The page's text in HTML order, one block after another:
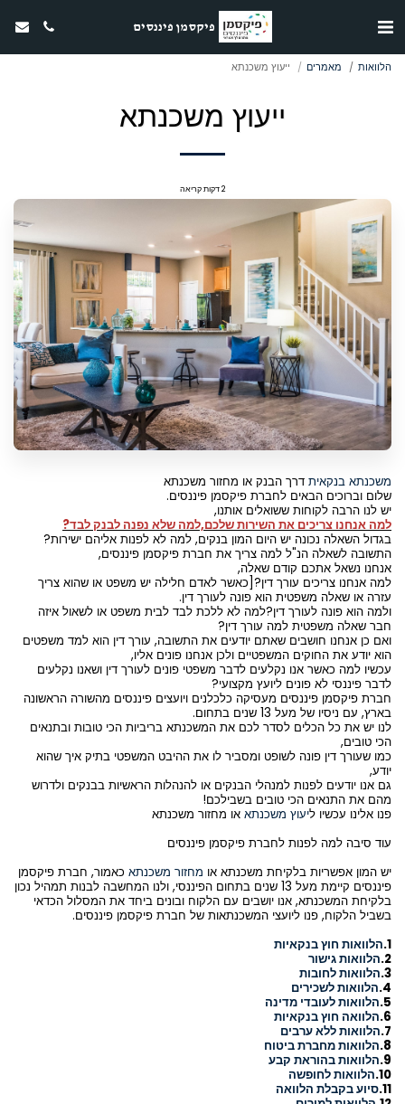
פיקסמן פיננסים
הלוואות מאמרים ייעוץ משכנתא
ייעוץ משכנתא
2 דקות קריאה
משכנתא בנקאית דרך הבנק או מחזור משכנתא
שלום וברוכים הבאים לחברת פיקסמן פיננסים.
יש לנו הרבה לקוחות ששואלים אותנו,
למה אנחנו צריכים את השירות שלכם,למה שלא נפנה לבנק לבד?
בגדול השאלה נכונה יש היום המון בנקים, למה לא לפנות אליהם ישירות?
התשובה לשאלה הנ"ל למה צריך את חברת פיקסמן פיננסים,
אנחנו נשאל אתכם קודם שאלה,
למה אנחנו צריכים עורך דין?[כאשר לאדם חלילה יש משפט או שהוא צריך
עזרה או שאלה משפטית הוא פונה לעורך דין.
ולמה הוא פונה לעורך דין?למה לא ללכת לבד לבית משפט או לשאול איזה
חבר שאלה משפטית למה עורך דין?
ואם כן אנחנו חושבים שאתם יודעים את התשובה, עורך דין הוא למד משפטים
הוא יודע את החוקים המשפטיים ולכן אנחנו פונים אליו,
עכשיו למה כאשר אנו נקלעים לדבר משפטי פונים לעורך דין ושאנו נקלעים
לדבר פיננסי לא פונים ליועץ מקצועי?
חברת פיקסמן פיננסים מעסיקה כלכלנים ויועצים פיננסים מהשורה הראשונה
בארץ, עם ניסיו של מעל 13 שנים בתחום.
לנו יש את כל הכלים לסדר לכם את המשכנתא בריביות הכי טובות ובתנאים
הכי טובים,
כמו שעורך דין פונה לשופט ומסביר לו את ההיבט המשפטי בתיק איך שהוא
יודע,
גם אנו יודעים לפנות למנהלי הבנקים או להנהלות הראשיות בבנקים ולדרוש
מהם את התנאים הכי טובים בשבילכם!
פנו אלינו עכשיו ליעוץ משכנתא או מחזור משכנתא
עוד סיבה למה לפנות לחברת פיקסמן פיננסים
יש המון אפשריות בלקיחת משכנתא או מחזור משכנתא כאמור, חברת פיקסמן
פיננסים קיימת מעל 13 שנים בתחום הפיננסי, ולנו המחשבה לבנות תמהיל נכון
בלקיחת המשכנתא, אנו יושבים עם הלקוח ובונים ביחד את המסלול הכדאי
בשביל הלקוח, פנו ליועצי המשכנתאות של חברת פיקסמן פיננסים.
1. הלוואות חוץ בנקאיות
2. הלוואות גישור
3. הלוואות לחובות
4. הלוואות לשכירים
5. הלוואות לעובדי מדינה
6. הלוואה חוץ בנקאיות
7. הלוואות ללא ערבים
8. הלוואות מחברת ביטוח
9. הלוואות בהוראת קבע
10. הלוואות לחופשה
11. סיוע בקבלת הלוואה